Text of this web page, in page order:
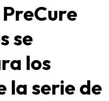
se
los
la serie de